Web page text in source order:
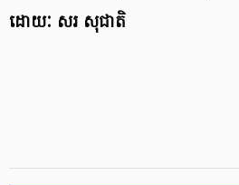
ដោយៈ សរ សុជាតិ